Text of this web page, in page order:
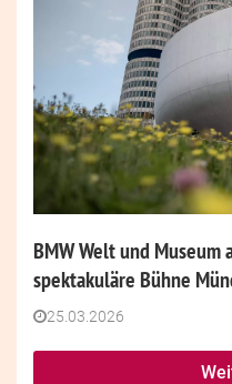
BMW Welt und Museum
spektakuläre Bühne
25.03.2026